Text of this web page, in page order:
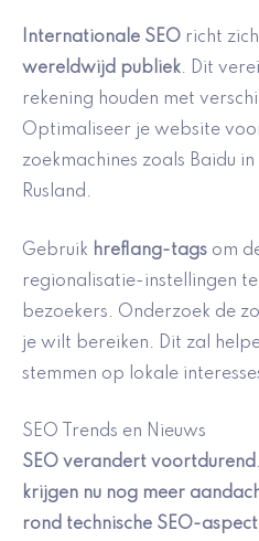
Internationale SEO richt
wereldwijd publiek. Dit
rekening houden met
Optimaliseer je website
zoekmachines zoals Baidu
Rusland.
Gebruik hreflang-tags om
regionalisatie-instellingen
bezoekers. Onderzoek de
je wilt bereiken. Dit zal
stemmen op lokale
SEO Trends en Nieuws
SEO verandert voortdurend.
krijgen nu nog meer
rond technische SEO-